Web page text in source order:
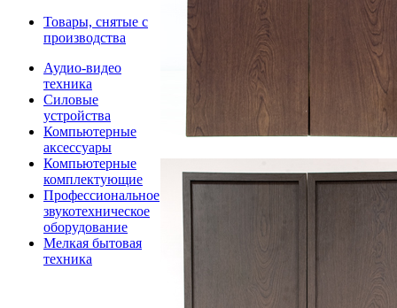
Товары, снятые с
производства
Аудио-видео
техника
Силовые
устройства
Компьютерные
аксессуары
Компьютерные
комплектующие
Профессиональное
звукотехническое
оборудование
Мелкая бытовая
техника